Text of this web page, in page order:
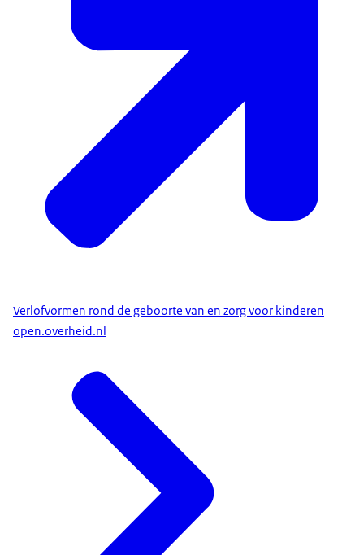
Verlofvormen rond de geboorte van en zorg voor kinderen
open.overheid.nl